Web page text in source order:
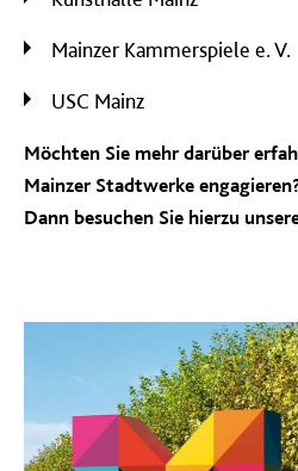
Mainzer Kammerspiele e. V.
USC Mainz
Möchten Sie mehr darüber
Mainzer Stadtwerke
Dann besuchen Sie hierzu